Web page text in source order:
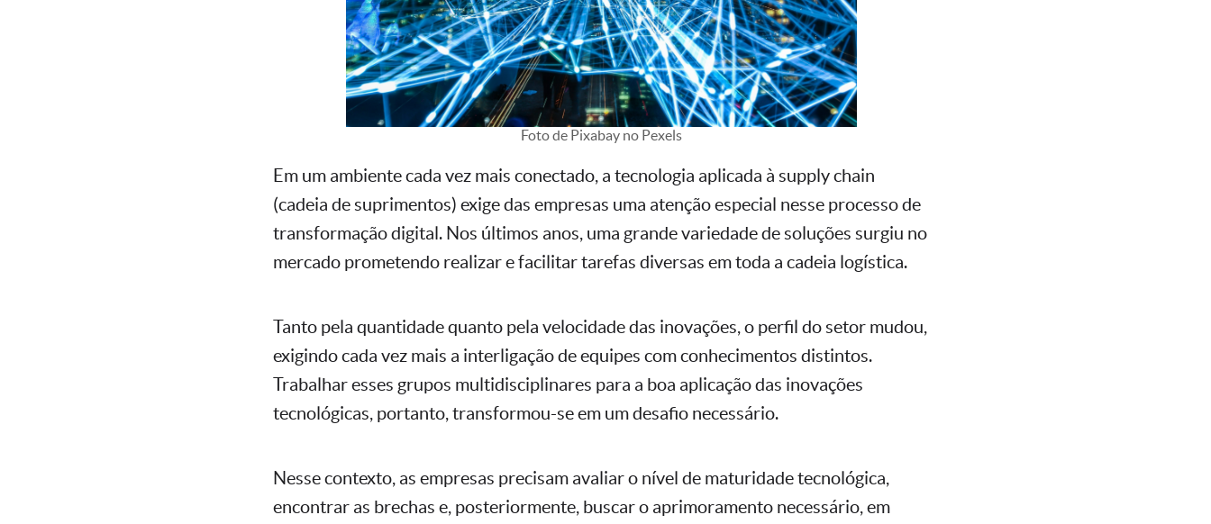
Foto de Pixabay no Pexels
Em um ambiente cada vez mais conectado, a tecnologia aplicada à supply chain
(cadeia de suprimentos) exige das empresas uma atenção especial nesse processo de
transformação digital. Nos últimos anos, uma grande variedade de soluções surgiu no
mercado prometendo realizar e facilitar tarefas diversas em toda a cadeia logística.
Tanto pela quantidade quanto pela velocidade das inovações, o perfil do setor mudou,
exigindo cada vez mais a interligação de equipes com conhecimentos distintos.
Trabalhar esses grupos multidisciplinares para a boa aplicação das inovações
tecnológicas, portanto, transformou-se em um desafio necessário.
Nesse contexto, as empresas precisam avaliar o nível de maturidade tecnológica,
encontrar as brechas e, posteriormente, buscar o aprimoramento necessário, em